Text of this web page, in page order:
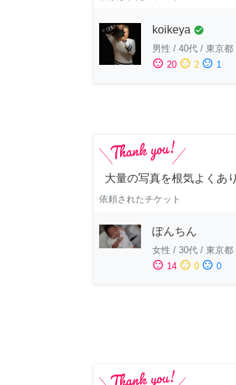
koikeya check_circle
男性 / 40代 / 東京都
sentiment_satisfied 20 sentiment_neutral 2 sentiment_dissatisfied 1
大量の写真を根気よくあ
依頼されたチケット
ぽんちん
女性 / 30代 / 東京都
sentiment_satisfied 14 sentiment_neutral 0 sentiment_dissatisfied 0